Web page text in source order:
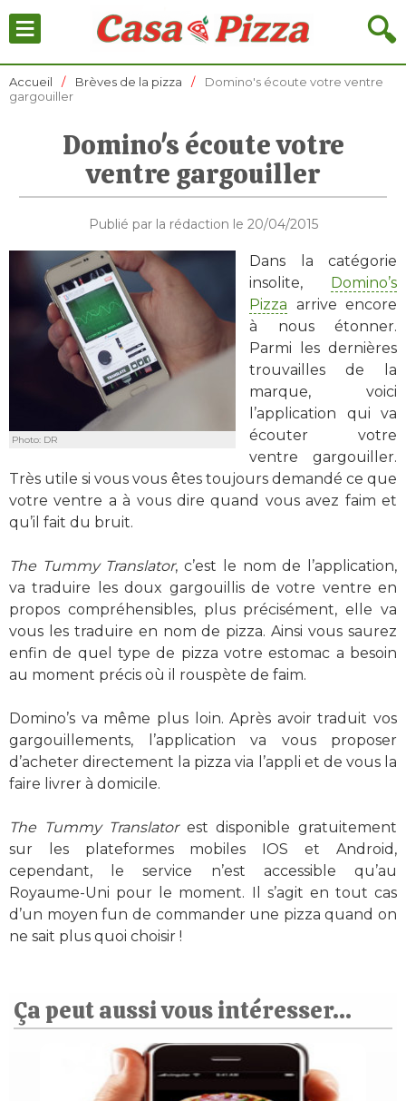
🔍
≡
Accueil Brèves de la pizza
Domino's écoute votre ventre
gargouiller
Domino's écoute votre
ventre gargouiller
Publié par la rédaction le 20/04/2015
Photo: DR
Dans la catégorie
insolite, Domino’s
Pizza arrive encore
à nous étonner.
Parmi les dernières
trouvailles de la
marque, voici
l’application qui va
écouter votre
ventre gargouiller.
Très utile si vous vous êtes toujours demandé ce que
votre ventre a à vous dire quand vous avez faim et
qu’il fait du bruit.
The Tummy Translator, c’est le nom de l’application,
va traduire les doux gargouillis de votre ventre en
propos compréhensibles, plus précisément, elle va
vous les traduire en nom de pizza. Ainsi vous saurez
enfin de quel type de pizza votre estomac a besoin
au moment précis où il rouspète de faim.
Domino’s va même plus loin. Après avoir traduit vos
gargouillements, l’application va vous proposer
d’acheter directement la pizza via l’appli et de vous la
faire livrer à domicile.
The Tummy Translatorest disponible gratuitement
sur les plateformes mobiles IOS et Android,
cependant, le service n’est accessible qu’au
Royaume-Uni pour le moment. Il s’agit en tout cas
d’un moyen fun de commander une pizza quand on
ne sait plus quoi choisir !
Ça peut aussi vous intéresser...